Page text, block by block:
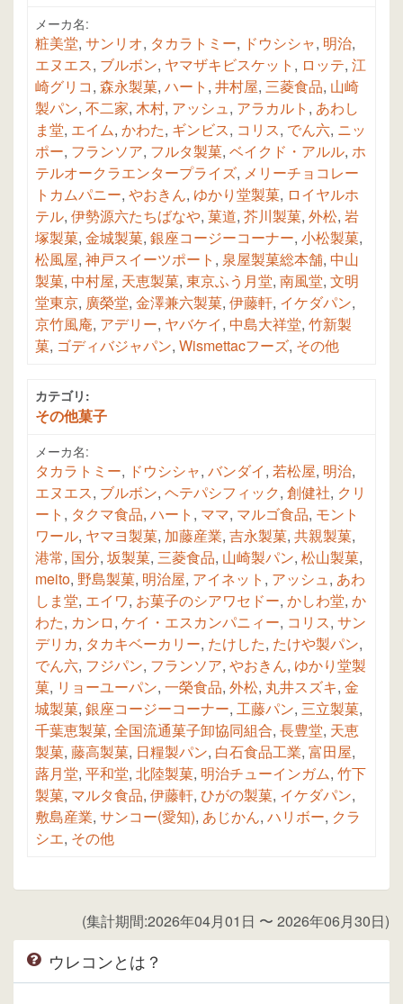
メーカ名:
粧美堂, サンリオ, タカラトミー, ドウシシャ, 明治,
エヌエス, ブルボン, ヤマザキビスケット , ロッテ, 江
崎グリコ, 森永製菓, ハート , 井村屋, 三菱食品, 山崎
製パン, 不二家, 木村, アッシュ, アラカルト , あわし
ま堂, エイム, かわた, ギンビス, コリス, でん六, ニッ
ポー, フランソア, フルタ製菓, ベイクド・アルル, ホ
テルオークラエンタープライズ, メリーチョコレー
トカムパニー, やおきん, ゆかり堂製菓, ロイヤルホ
テル, 伊勢源六たちばなや, 菓道, 芥川製菓, 外松, 岩
塚製菓, 金城製菓, 銀座コージーコーナー, 小松製菓,
松風屋, 神戸スイーツポート , 泉屋製菓総本舗, 中山
製菓, 中村屋, 天恵製菓, 東京ふう月堂, 南風堂, 文明
堂東京, 廣榮堂, 金澤兼六製菓, 伊藤軒, イケダパン,
京竹風庵, アデリー, ヤバケイ, 中島大祥堂, 竹新製
菓, ゴディバジャパン, Wismettacフーズ, その他
カテゴリ:
その他菓子
メーカ名:
タカラトミー, ドウシシャ, バンダイ, 若松屋, 明治,
エヌエス, ブルボン, ヘテパシフィック, 創健社, クリ
ート , タクマ食品, ハート , ママ, マルゴ食品, モント
ワール, ヤマヨ製菓, 加藤産業, 吉永製菓, 共親製菓,
港常, 国分, 坂製菓, 三菱食品, 山崎製パン, 松山製菓,
meito, 野島製菓, 明治屋, アイネット , アッシュ, あわ
しま堂, エイワ, お菓子のシアワセドー, かしわ堂, か
わた, カンロ, ケイ・エスカンパニィー, コリス, サン
デリカ, タカキベーカリー, たけした, たけや製パン,
でん六, フジパン, フランソア, やおきん, ゆかり堂製
菓, リョーユーパン, 一榮食品, 外松, 丸井スズキ, 金
城製菓, 銀座コージーコーナー, 工藤パン, 三立製菓,
千葉恵製菓, 全国流通菓子卸協同組合, 長豊堂, 天恵
製菓, 藤高製菓, 日糧製パン, 白石食品工業, 富田屋,
蕗月堂, 平和堂, 北陸製菓, 明治チューインガム, 竹下
製菓, マルタ食品, 伊藤軒, ひがの製菓, イケダパン,
敷島産業, サンコー(愛知), あじかん, ハリボー, クラ
シエ, その他
(集計期間:2026年04月01日 〜 2026年06月30日)
ウレコンとは？